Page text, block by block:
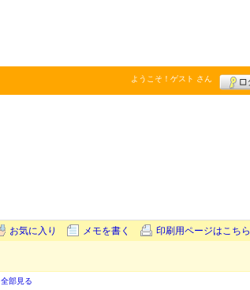
ようこそ！ ゲスト さん
お気に入り メモを書く 印刷用ページはこちら
全部見る